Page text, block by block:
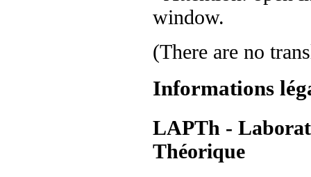
(There are no
Informations
LAPTh -
Théorique